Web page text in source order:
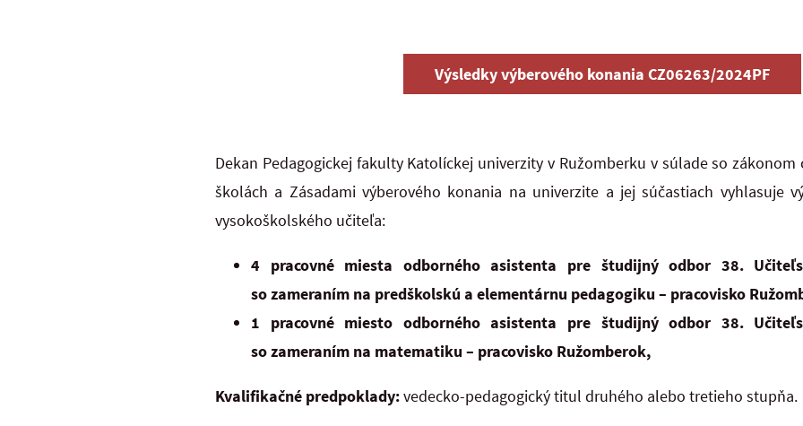
Výsledky výberového konania CZ06263/2024PF
Dekan Pedagogickej fakulty Katolíckej univerzity v Ružomberku v súlade so zákonom
školách a Zásadami výberového konania na univerzite a jej súčastiach vyhlasuje
vysokoškolského učiteľa:
4 pracovné miesta odborného asistenta pre študijný odbor 38.
so zameraním na predškolskú a elementárnu pedagogiku – pracovisko
1 pracovné miesto odborného asistenta pre študijný odbor 38.
so zameraním na matematiku – pracovisko Ružomberok,
Kvalifikačné predpoklady:vedecko-pedagogický titul druhého alebo tretieho stupňa.